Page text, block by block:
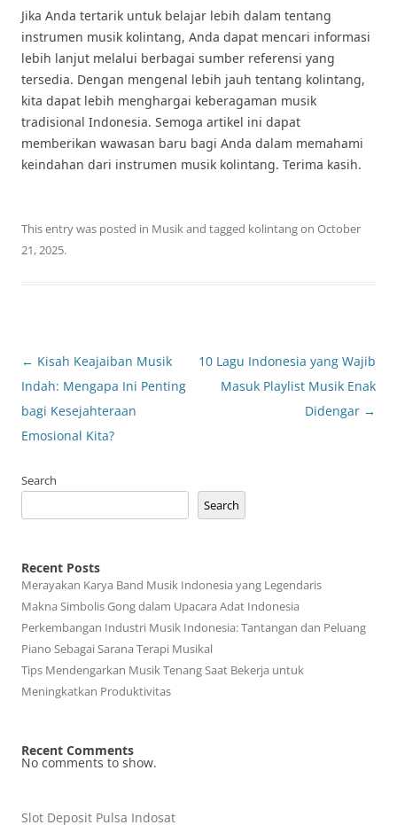
Jika Anda tertarik untuk belajar lebih dalam tentang
instrumen musik kolintang, Anda dapat mencari informasi
lebih lanjut melalui berbagai sumber referensi yang
tersedia. Dengan mengenal lebih jauh tentang kolintang,
kita dapat lebih menghargai keberagaman musik
tradisional Indonesia. Semoga artikel ini dapat
memberikan wawasan baru bagi Anda dalam memahami
keindahan dari instrumen musik kolintang. Terima kasih.
This entry was posted in Musikand tagged kolintangon October
21, 2025.
Post
navigation
← Kisah Keajaiban Musik
Indah: Mengapa Ini Penting
bagi Kesejahteraan
Emosional Kita?
10 Lagu Indonesia yang Wajib
Masuk Playlist Musik Enak
Didengar →
Search
Search
Recent Posts
Merayakan Karya Band Musik Indonesia yang Legendaris
Makna Simbolis Gong dalam Upacara Adat Indonesia
Perkembangan Industri Musik Indonesia: Tantangan dan Peluang
Piano Sebagai Sarana Terapi Musikal
Tips Mendengarkan Musik Tenang Saat Bekerja untuk
Meningkatkan Produktivitas
Recent Comments
No comments to show.
Slot Deposit Pulsa Indosat